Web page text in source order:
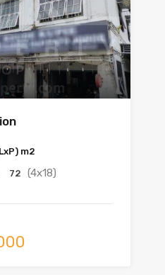
m2
72 (4x18)